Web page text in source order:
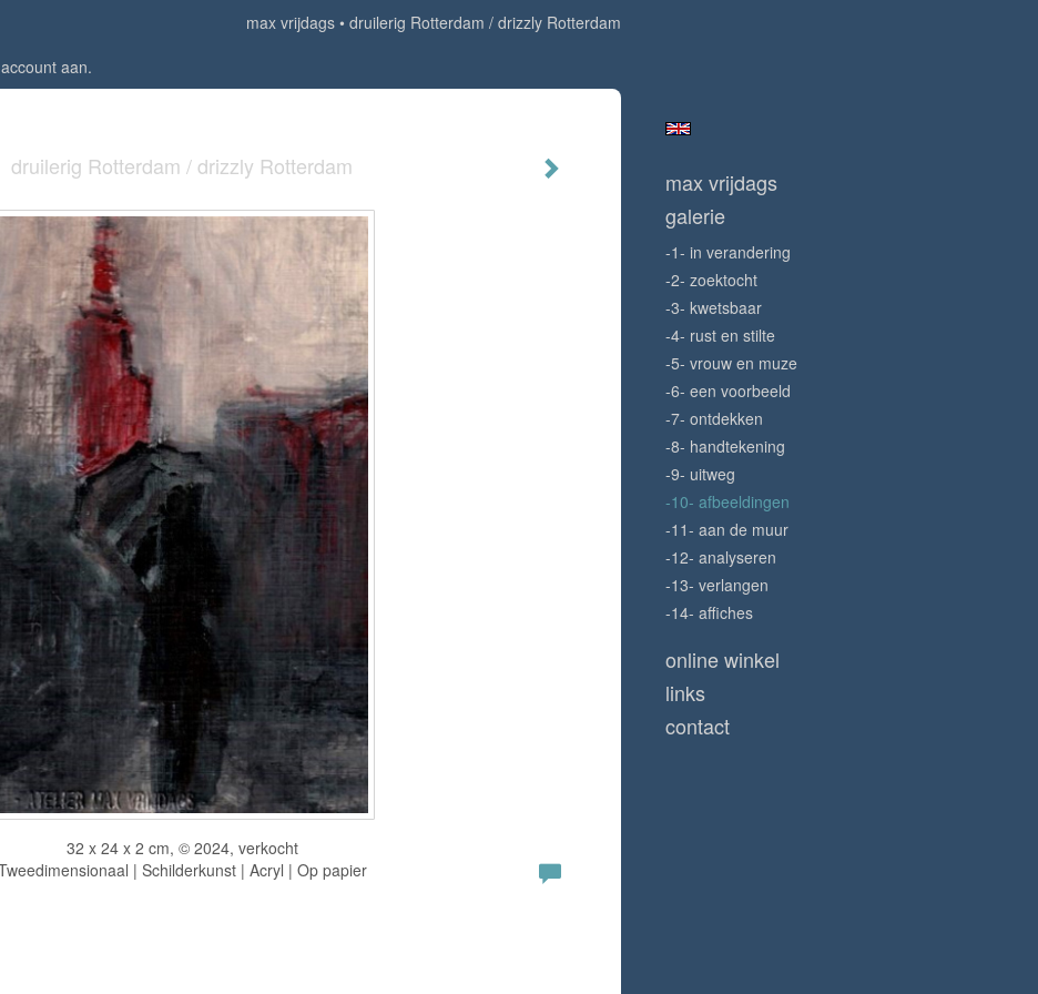
max vrijdags
druilerig Rotterdam / drizzly Rotterdam
aan.
druilerig Rotterdam / drizzly Rotterdam
32 x 24 x 2 cm, © 2024, verkocht
| Schilderkunst | Acryl | Op papier
max vrijdags
galerie
-1- in verandering
-2- zoektocht
-3- kwetsbaar
-4- rust en stilte
-5- vrouw en muze
-6- een voorbeeld
-7- ontdekken
-8- handtekening
-9- uitweg
-10- afbeeldingen
-11- aan de muur
-12- analyseren
-13- verlangen
-14- affiches
online winkel
links
contact